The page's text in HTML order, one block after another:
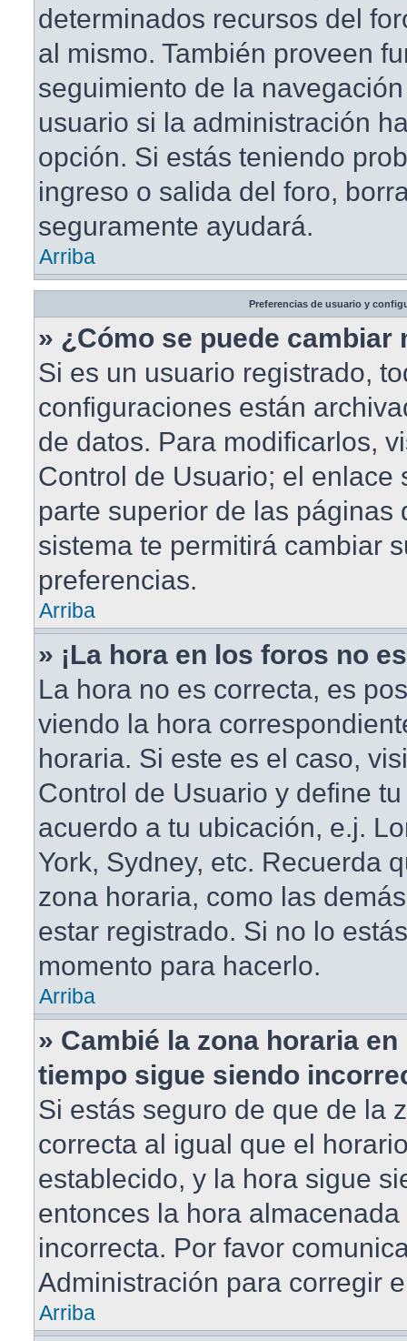
determinados recursos del
al mismo. También proveen
seguimiento de la
usuario si la administración
opción. Si estás teniendo
ingreso o salida del foro,
seguramente ayudará.
Arriba
Preferencias de usuario y
» ¿Cómo se puede
Si es un usuario registrado,
configuraciones están
de datos. Para modificarlos,
Control de Usuario; el enlace
parte superior de las páginas
sistema te permitirá cambiar
preferencias.
Arriba
» ¡La hora en los foros no
La hora no es correcta, es
viendo la hora
horaria. Si este es el caso,
Control de Usuario y define
acuerdo a tu ubicación, e.j.
York, Sydney, etc. Recuerda
zona horaria, como las
estar registrado. Si no lo
momento para hacerlo.
Arriba
» Cambié la zona horaria
tiempo sigue siendo
Si estás seguro de que de la
correcta al igual que el
establecido, y la hora sigue
entonces la hora
incorrecta. Por favor
Administración para corregir
Arriba